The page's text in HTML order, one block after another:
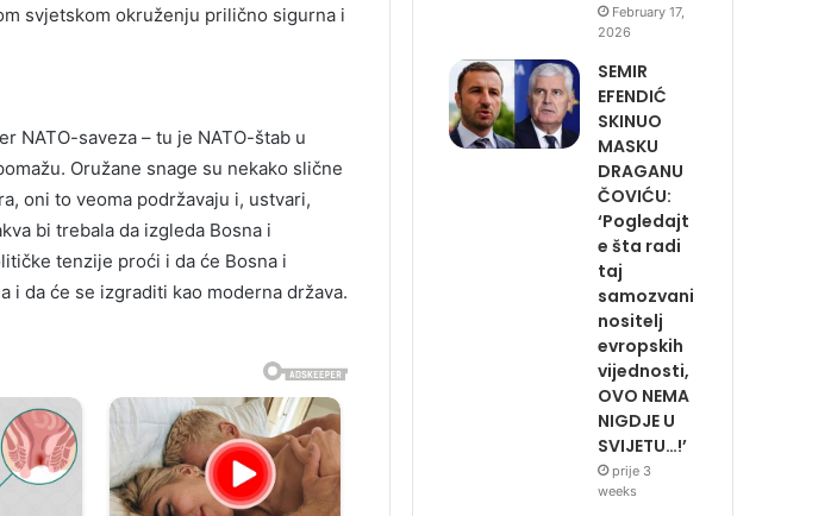
svjetskom okruženju prilično sigurna i
NATO-saveza – tu je NATO-štab u
Oružane snage su nekako slične
oni to veoma podržavaju i, ustvari,
bi trebala da izgleda Bosna i
tenzije proći i da će Bosna i
i da će se izgraditi kao moderna država.
February 17,
2026
SEMIR
EFENDIĆ
SKINUO
MASKU
DRAGANU
ČOVIĆU:
‘Pogledajt
e šta radi
taj
samozvani
nositelj
evropskih
vijednosti,
OVO NEMA
NIGDJE U
SVIJETU…!’
prije 3
weeks